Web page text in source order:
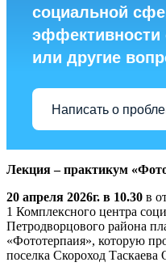
социальной
эффективности
или другие
Написать о
Лекция – практикум
20 апреля 2026г. в 10.30 в
1 Комплексного центра
Петродворцового района
«Фототерпаия», которую
поселка Скороход Таскаева